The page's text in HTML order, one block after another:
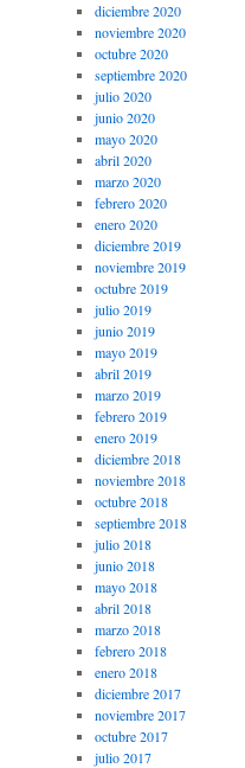
diciembre 2020
noviembre 2020
octubre 2020
septiembre 2020
julio 2020
junio 2020
mayo 2020
abril 2020
marzo 2020
febrero 2020
enero 2020
diciembre 2019
noviembre 2019
octubre 2019
julio 2019
junio 2019
mayo 2019
abril 2019
marzo 2019
febrero 2019
enero 2019
diciembre 2018
noviembre 2018
octubre 2018
septiembre 2018
julio 2018
junio 2018
mayo 2018
abril 2018
marzo 2018
febrero 2018
enero 2018
diciembre 2017
noviembre 2017
octubre 2017
julio 2017